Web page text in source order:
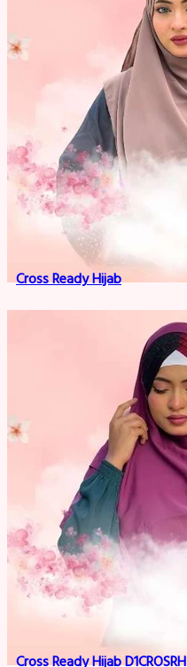
Cross Ready Hijab
Cross Ready Hijab D1CROSRH